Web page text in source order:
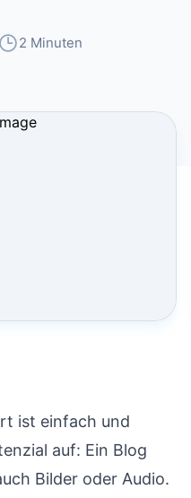
2 Minuten
ist einfach und
auf: Ein Blog
Bilder oder Audio.